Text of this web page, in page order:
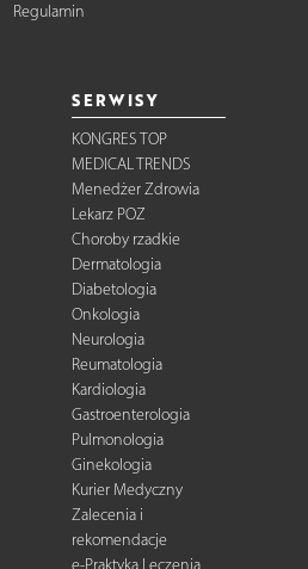
Regulamin
SERWISY
KONGRES TOP
MEDICAL TRENDS
Menedżer Zdrowia
Lekarz POZ
Choroby rzadkie
Dermatologia
Diabetologia
Onkologia
Neurologia
Reumatologia
Kardiologia
Gastroenterologia
Pulmonologia
Ginekologia
Kurier Medyczny
Zalecenia i
rekomendacje
e-Praktyka Leczenia